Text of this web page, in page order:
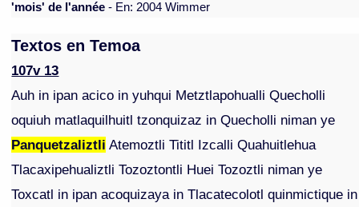
'mois' de l'année - En: 2004 Wimmer
Textos en Temoa
107v 13
Auh in ipan acico in yuhqui Metztlapohualli Quecholli
oquiuh matlaquilhuitl tzonquizaz in Quecholli niman ye
Panquetzaliztli Atemoztli Tititl Izcalli Quahuitlehua
Tlacaxipehualiztli Tozoztontli Huei Tozoztli niman ye
Toxcatl in ipan acoquizaya in Tlacatecolotl quinmictique in